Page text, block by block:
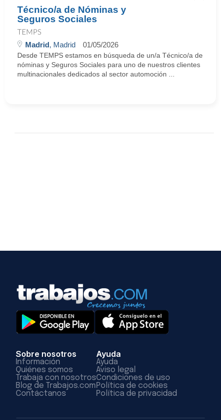
Técnico/a de Nóminas y
Seguros Sociales
TEMPS
Madrid, Madrid 01/05/2026
Desde TEMPS estamos en búsqueda de un/a Técnico/a de
nóminas y Seguros Sociales para uno de nuestros clientes
multinacionales dedicados al sector automoción ...
Sobre nosotros
Información
Quiénes somos
Trabaja con nosotros
Blog de Trabajos.com
Contáctanos
Ayuda
Ayuda
Aviso legal
Condiciones de uso
Política de cookies
Política de privacidad